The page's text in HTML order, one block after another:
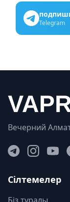
Telegram
Вечерний
Сілтемелер